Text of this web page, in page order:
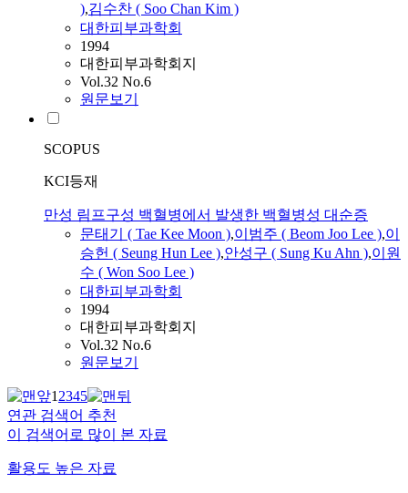
),김수찬 ( Soo Chan Kim )
대한피부과학회
1994
대한피부과학회지
Vol.32 No.6
원문보기
SCOPUS
KCI등재
만성 림프구성 백혈병에서 발생한 백혈병성 대순증
문태기
( Tae Kee Moon ),이범주 ( Beom Joo Lee ),이
승헌 ( Seung Hun Lee ),안성구 ( Sung Ku Ahn ),이원
수 ( Won Soo Lee )
대한피부과학회
1994
대한피부과학회지
Vol.32 No.6
원문보기
12345
연관 검색어 추천
이 검색어로 많이 본 자료
활용도 높은 자료